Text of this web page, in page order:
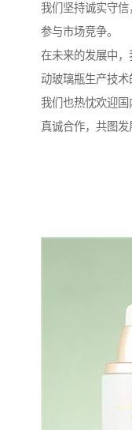
我们坚持诚实守信
参与市场竞争。
在未来的发展中
动玻璃瓶生产技术
我们也热忱欢迎国
真诚合作，共图发